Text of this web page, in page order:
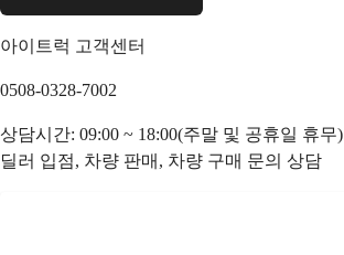
아이트럭 고객센터
0508-0328-7002
상담시간: 09:00 ~ 18:00(주말 및 공휴일 휴무)
딜러 입점, 차량 판매, 차량 구매 문의 상담